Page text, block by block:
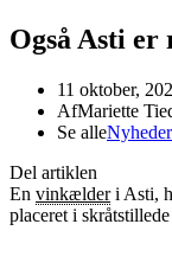
Også Asti er
11 oktober,
AfMariette
Se alleNyheder
Del artiklen
En vinkælderi Asti,
placeret i